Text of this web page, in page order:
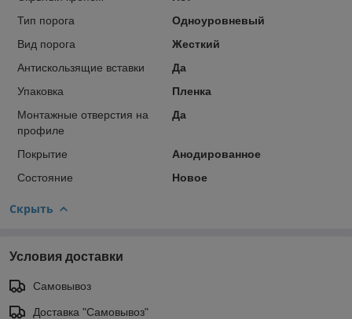
Тип порога
Одноуровневый
Вид порога
Жесткий
Антискользящие вставки
Да
Упаковка
Пленка
Монтажные отверстия на
профиле
Да
Покрытие
Анодированное
Состояние
Новое
Скрыть
Условия доставки
Самовывоз
Доставка "Самовывоз"